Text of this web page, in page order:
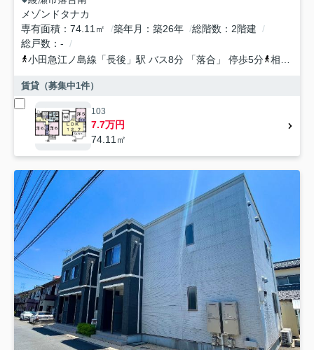
メゾンドタナカ
専有面積
74.11㎡ 築年月 築26年 総階数
2階建
総戸数
-
小田急江ノ島線 「長後 」駅 バス8分 「落合」 停歩5分 相鉄本線
賃貸（募集中1件）
103
7.7万円
74.11㎡